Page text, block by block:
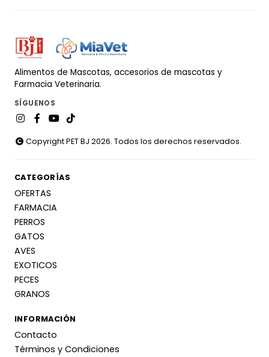
Alimentos de Mascotas, accesorios de mascotas y
Farmacia Veterinaria.
SÍGUENOS
Copyright PET BJ 2026. Todos los derechos reservados.
CATEGORÍAS
OFERTAS
FARMACIA
PERROS
GATOS
AVES
EXOTICOS
PECES
GRANOS
INFORMACIÓN
Contacto
Términos y Condiciones